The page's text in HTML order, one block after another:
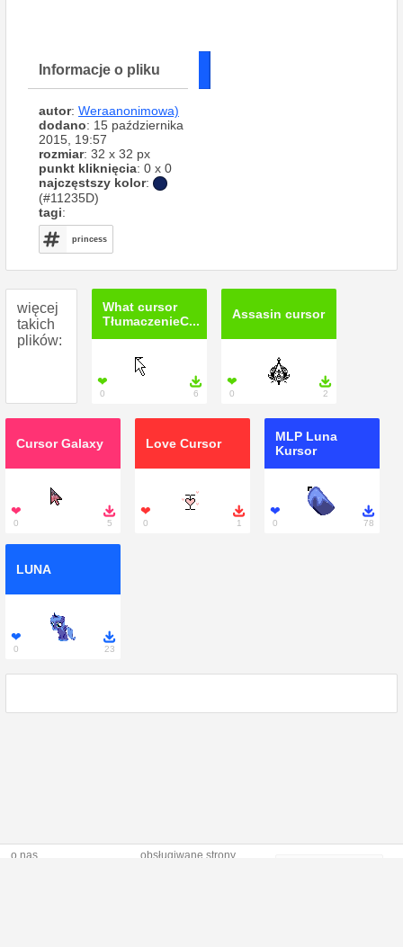
Informacje o pliku
autor: Weraanonimowa)
dodano: 15 października
2015, 19:57
rozmiar: 32 x 32 px
punkt kliknięcia: 0 x 0
najczęstszy kolor:
(#11235D)
tagi:
princess
więcej
takich
plików:
What cursor
TłumaczenieC...
❤
0

6
Assasin cursor
❤
0

2
Cursor Galaxy
❤
0

5
Love Cursor
❤
0

1
MLP Luna
Kursor
❤
0

78
LUNA
❤
0

23
o nas
obsługiwane strony